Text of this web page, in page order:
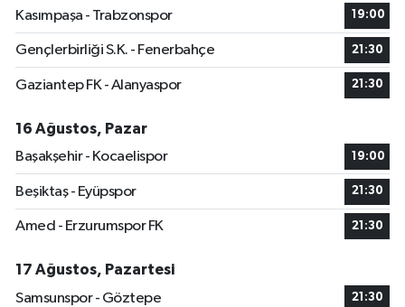
Kasımpaşa - Trabzonspor 19:00
Gençlerbirliği S.K. - Fenerbahçe 21:30
Gaziantep FK - Alanyaspor 21:30
16 Ağustos, Pazar
Başakşehir - Kocaelispor
19:00
Beşiktaş - Eyüpspor 21:30
Amed - Erzurumspor FK 21:30
17 Ağustos, Pazartesi
Samsunspor - Göztepe
21:30